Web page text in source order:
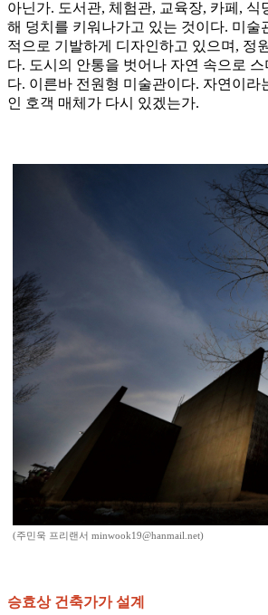
아닌가. 도서관, 체험관, 교육장, 카페, 식
해 덩치를 키워나가고 있는 것이다. 미술
적으로 기발하게 디자인하고 있으며, 정
다. 도시의 안통을 벗어나 자연 속으로
다. 이른바 전원형 미술관이다. 자연이라
인 호객 매체가 다시 있겠는가.
(주민욱 프리랜서 minwook19@hanmail.net)
승효상 건축가가 설계